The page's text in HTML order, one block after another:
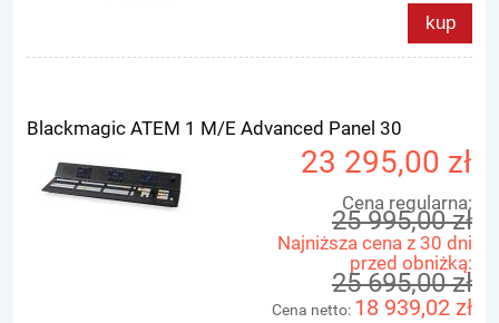
kup
Blackmagic ATEM 1 M/E Advanced Panel 30
23 295,00 zł
Cena regularna:
25 995,00 zł
Najniższa cena z 30 dni
przed obniżką:
25 695,00 zł
Cena netto: 18 939,02 zł